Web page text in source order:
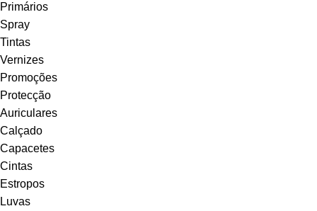
Primários
Spray
Tintas
Vernizes
Promoções
Protecção
Auriculares
Calçado
Capacetes
Cintas
Estropos
Luvas